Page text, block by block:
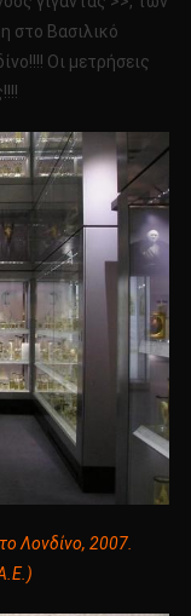
στο Βασιλικό
Οι μετρήσεις
Λονδίνο, 2007.
Ε.)